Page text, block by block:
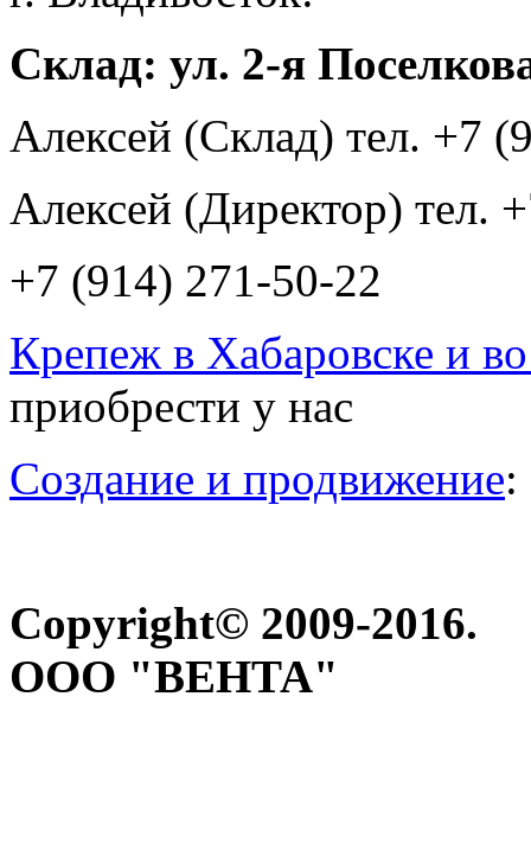
Склад: ул. 2-я
Алексей (Склад) тел. +7
Алексей (Директор) тел.
+7 (914) 271-50-22
Крепеж в Хабаровске и
приобрести у нас
Создание и продвижение:
Copyright© 2009-2016.
ООО "ВЕНТА"